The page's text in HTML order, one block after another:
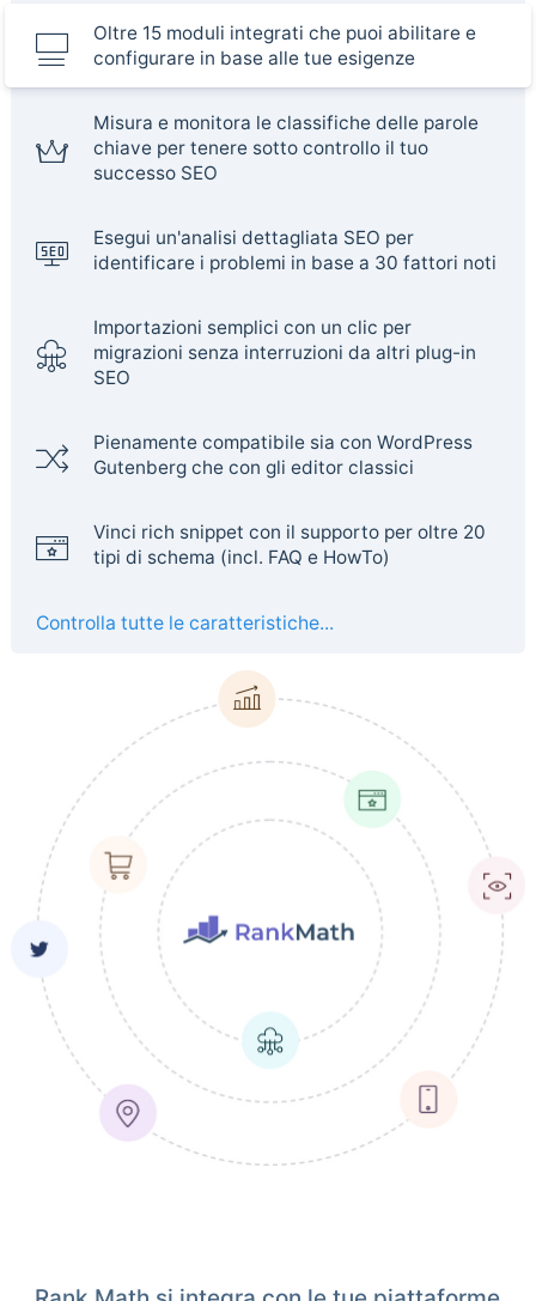
Oltre 15 moduli integrati che puoi abilitare e
configurare in base alle tue esigenze
Misura e monitora le classifiche delle parole
chiave per tenere sotto controllo il tuo
successo SEO
Esegui un'analisi dettagliata SEO per
identificare i problemi in base a 30 fattori noti
Importazioni semplici con un clic per
migrazioni senza interruzioni da altri plug-in
SEO
Pienamente compatibile sia con WordPress
Gutenberg che con gli editor classici
Vinci rich snippet con il supporto per oltre 20
tipi di schema (incl. FAQ e HowTo)
Controlla tutte le caratteristiche...